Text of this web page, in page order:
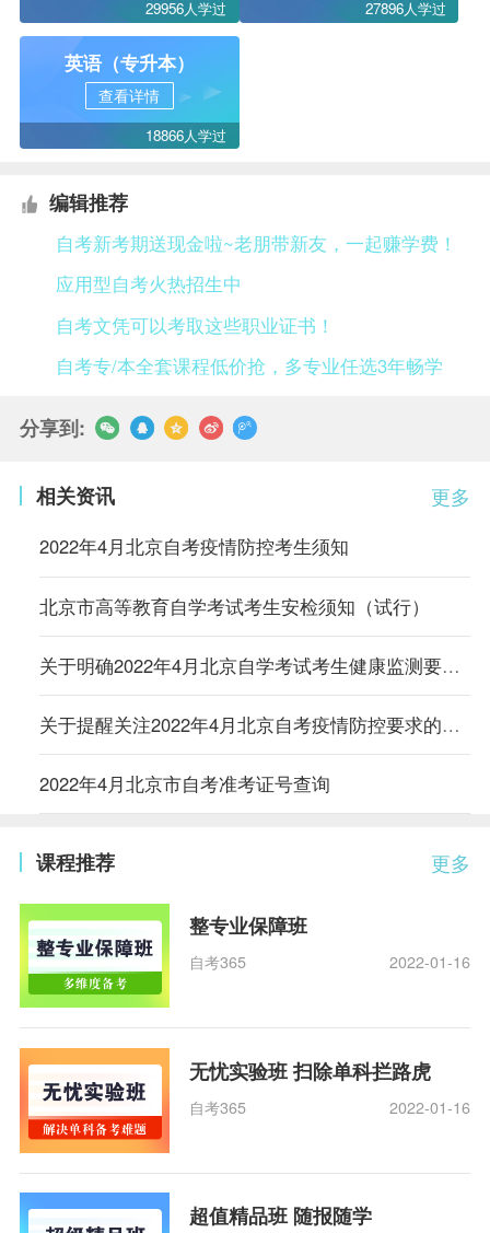
29956人学过 27896人学过
英语（专升本）
查看详情
18866人学过
编辑推荐
自考新考期送现金啦~老朋带新友，一起赚学费！
应用型自考火热招生中
自考文凭可以考取这些职业证书！
自考专/本全套课程低价抢，多专业任选3年畅学
分享到:
更多
相关资讯
2022年4月北京自考疫情防控考生须知
北京市高等教育自学考试考生安检须知（试行）
关于明确2022年4月北京自学考试考生健康监测要求的通知
关于提醒关注2022年4月北京自考疫情防控要求的通知
2022年4月北京市自考准考证号查询
更多
课程推荐
整专业保障班
自考365 2022-01-16
无忧实验班 扫除单科拦路虎
自考365 2022-01-16
超值精品班 随报随学